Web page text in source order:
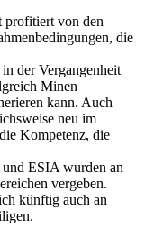
profitiert von den
die
der Vergangenheit
Minen
kann. Auch
neu im
Kompetenz, die
ESIA wurden an
vergeben.
künftig auch an